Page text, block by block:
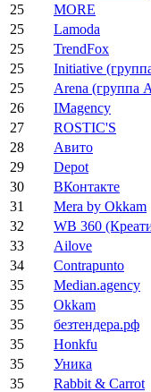
25
MORE
25
Lamoda
25
TrendFox
25
Initiative
25
Arena (группа
26
IMagency
27
ROSTIC'S
28
Авито
29
Depot
30
ВКонтакте
31
Mera by Okkam
32
WB 360
33
Ailove
34
Contrapunto
35
Median.agency
35
Okkam
35
безтендера.рф
35
Honkfu
35
Уника
35
Rabbit & Carrot